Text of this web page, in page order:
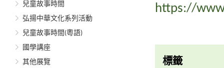
兒童故事時間
弘揚中華文化系列活動
兒童故事時間(粵語)
國學講座
其他展覽
https://
標籤